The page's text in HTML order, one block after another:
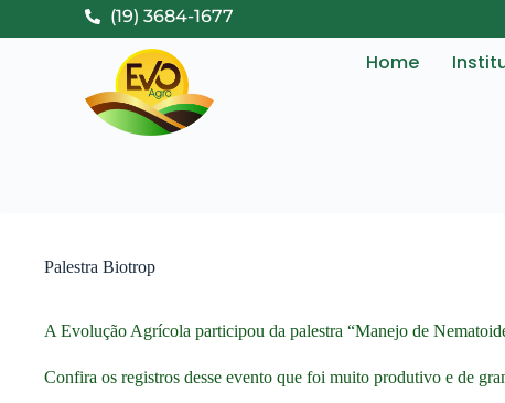
(19) 3684-1677
Home
Palestra Biotrop
A Evolução Agrícola participou da palestra “Manejo de
Confira os registros desse evento que foi muito produtivo e de